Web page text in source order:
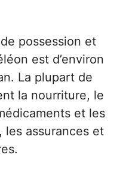
possession et
est d’environ
La plupart de
la nourriture, le
et les
les assurances et